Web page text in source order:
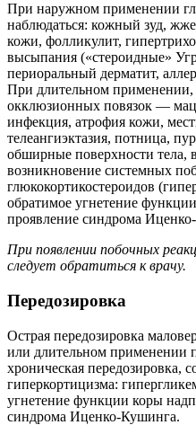
При наружном применении
наблюдаться: кожный зуд,
кожи, фолликулит,
высыпания («стероидные»
периоральный дерматит,
При длительном применении,
окклюзионных повязок —
инфекция, атрофия кожи,
телеангиэктазия, потница,
обширные поверхности тела,
возникновение системных
глюкокортикостероидов
обратимое угнетение
проявление синдрома
При появлении побочных
следует обратиться к врачу.
Передозировка
Острая передозировка
или длительном применении
хроническая передозировка,
гиперкортицизма:
угнетение функции коры
синдрома Иценко-Кушинга.